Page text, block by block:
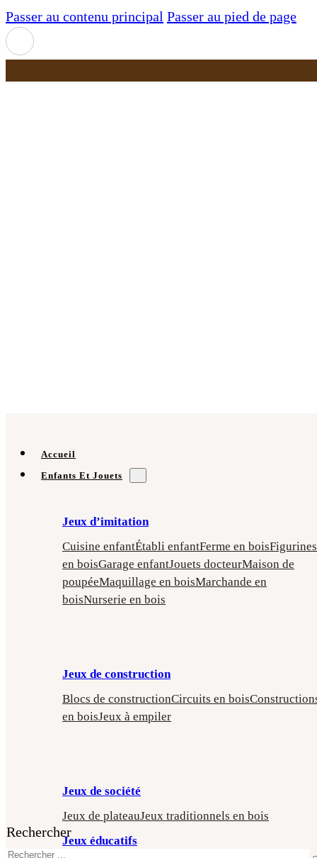
Passer au contenu principal Passer au pied de page
Rechercher
Accueil
Enfants Et Jouets
Jeux d’imitation
Cuisine enfantÉtabli enfantFerme en boisFigurines
en boisGarage enfantJouets docteurMaison de
poupéeMaquillage en boisMarchande en
boisNurserie en bois
Jeux de construction
Blocs de constructionCircuits en bois
en boisJeux à empiler
Jeux de société
Jeux de plateauJeux traditionnels en bois
Jeux éducatifs